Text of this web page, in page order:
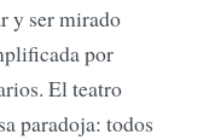
y ser mirado
por
El teatro
paradoja: todos